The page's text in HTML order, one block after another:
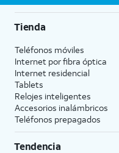
Tienda
Teléfonos móviles
Internet por fibra óptica
Internet residencial
Tablets
Relojes inteligentes
Accesorios inalámbricos
Teléfonos prepagados
Tendencia